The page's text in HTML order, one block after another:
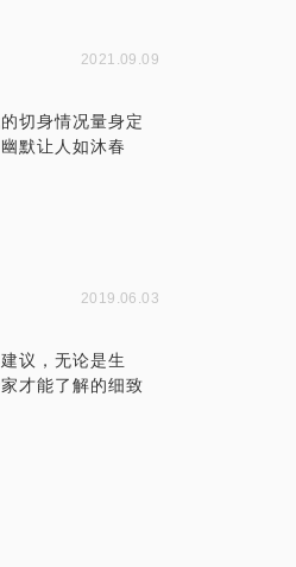
2021.09.09
切身情况量身定
默让人如沐春
2019.06.03
议，无论是生
才能了解的细致